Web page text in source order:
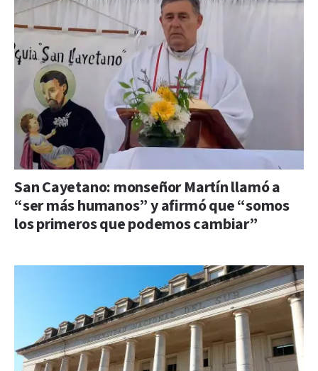
San Cayetano: monseñor Martín llamó a
“ser más humanos” y afirmó que “somos
los primeros que podemos cambiar”